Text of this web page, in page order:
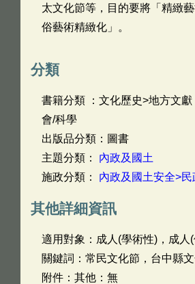
太文化節等，目的要將「精緻
俗藝術精緻化」。
分類
書籍分類 ：文化歷史>地方文
會/科學
出版品分類：圖書
主題分類： 內政及國土
施政分類： 內政及國土安全>
其他詳細資訊
適用對象：成人(學術性)，成人
關鍵詞：常民文化節，台中縣
附件：其他：無